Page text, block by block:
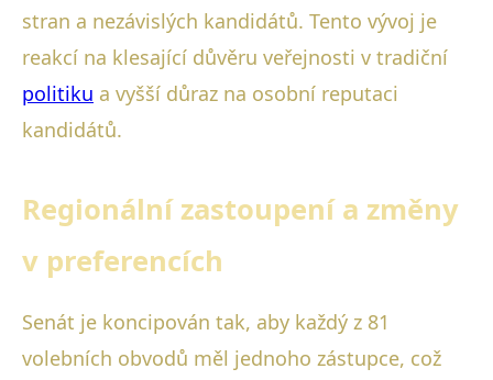
stran a nezávislých kandidátů. Tento vývoj je
reakcí na klesající důvěru veřejnosti v tradiční
politiku a vyšší důraz na osobní reputaci
kandidátů.
Regionální zastoupení a změny
v preferencích
Senát je koncipován tak, aby každý z 81
volebních obvodů měl jednoho zástupce, což